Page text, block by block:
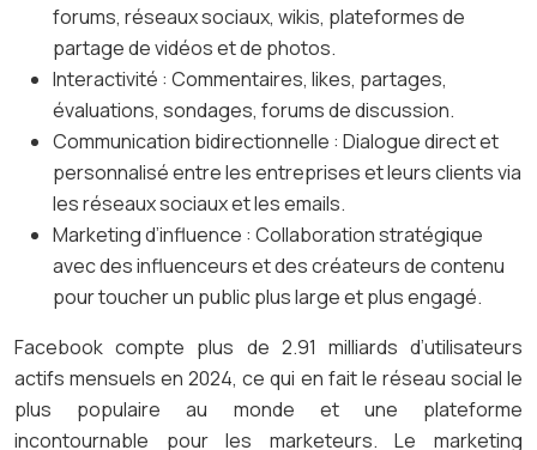
forums, réseaux sociaux, wikis, plateformes de
partage de vidéos et de photos.
Interactivité : Commentaires, likes, partages,
évaluations, sondages, forums de discussion.
Communication bidirectionnelle : Dialogue direct et
personnalisé entre les entreprises et leurs clients via
les réseaux sociaux et les emails.
Marketing d’influence : Collaboration stratégique
avec des influenceurs et des créateurs de contenu
pour toucher un public plus large et plus engagé.
Facebook compte plus de 2.91 milliards d’utilisateurs
actifs mensuels en 2024, ce qui en fait le réseau social le
plus populaire au monde et une plateforme
incontournable pour les marketeurs. Le marketing